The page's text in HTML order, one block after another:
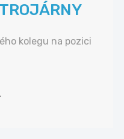
kolegu na pozici